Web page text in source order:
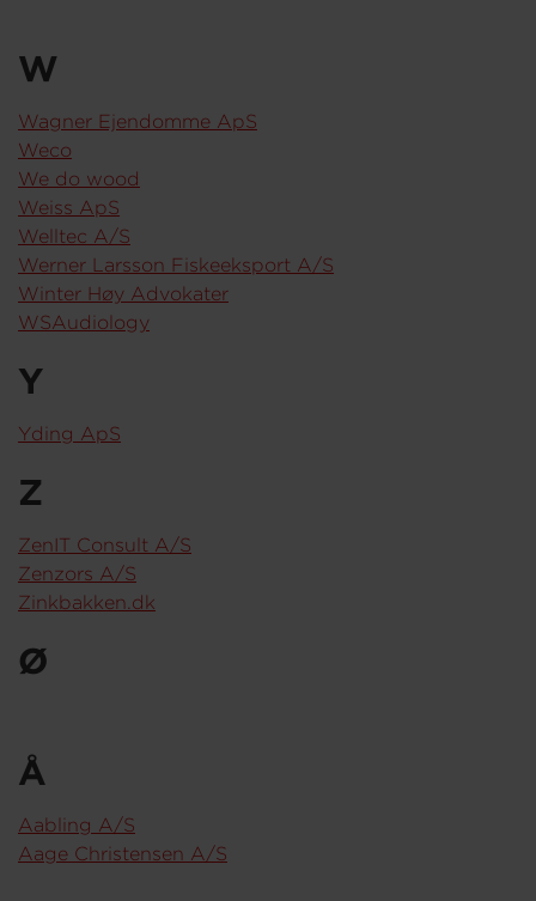
W
Wagner Ejendomme ApS
Weco
We do wood
Weiss ApS
Welltec A/S
Werner Larsson Fiskeeksport A/S
Winter Høy Advokater
WSAudiology
Y
Yding ApS
Z
ZenIT Consult A/S
Zenzors A/S
Zinkbakken.dk
Ø
Å
Aabling A/S
Aage Christensen A/S